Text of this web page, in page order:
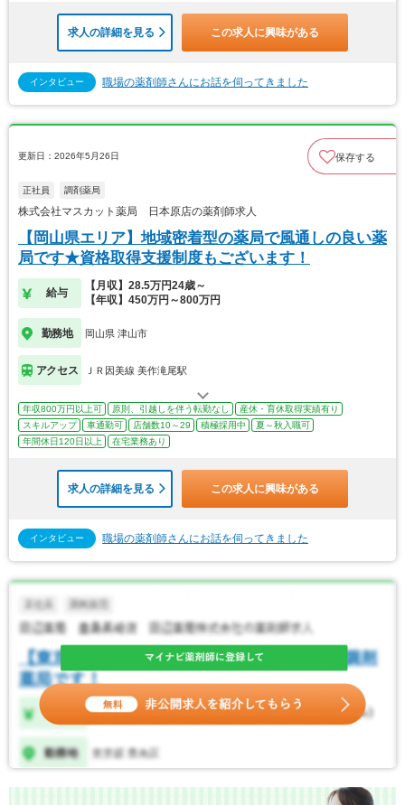
求人の詳細を見る この求人に興味がある
インタビュー 職場の薬剤師さんにお話を伺ってきました
更新日：2026年5月26日 保存する
正社員 調剤薬局
株式会社マスカット薬局 日本原店の薬剤師求人
【岡山県エリア】地域密着型の薬局で風通しの良い薬
局です★資格取得支援制度もございます！
給与
【月収】28.5万円24歳～
【年収】450万円～800万円
勤務地 岡山県 津山市
アクセス ＪＲ因美線 美作滝尾駅
年収800万円以上可 原則、引越しを伴う転勤なし
産休・育休取得実績有り
スキルアップ
車通勤可 店舗数10～29 積極採用中
夏～秋入職可
年間休日120日以上
在宅業務あり
求人の詳細を見る この求人に興味がある
インタビュー 職場の薬剤師さんにお話を伺ってきました